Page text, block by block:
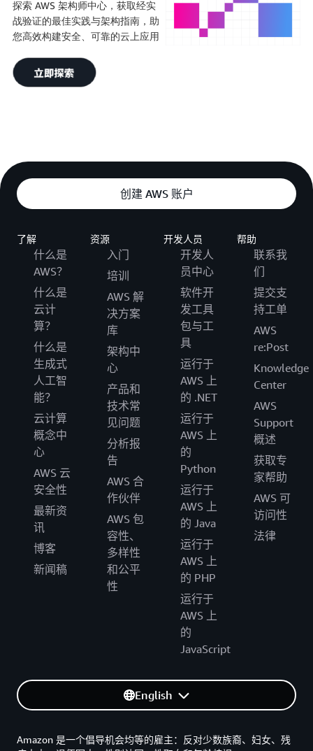
探索 AWS 架构师中心，获取经实
战验证的最佳实践与架构指南，助
您高效构建安全、可靠的云上应用
创建 AWS 账户
了解
什么是
AWS？
什么是
云计
算？
什么是
生成式
人工智
能？
云计算
概念中
心
AWS 云
安全性
最新资
讯
博客
新闻稿
资源
入门
培训
AWS 解
决方案
库
架构中
心
产品和
技术常
见问题
分析报
告
AWS 合
作伙伴
AWS 包
容性、
多样性
和公平
性
开发人员
开发人
员中心
软件开
发工具
包与工
具
运行于
AWS 上
的 .NET
运行于
AWS 上
的
Python
运行于
AWS 上
的 Java
运行于
AWS 上
的 PHP
运行于
AWS 上
的
JavaScript
帮助
联系我
们
提交支
持工单
AWS
re:Post
Knowledge
Center
AWS
Support
概述
获取专
家帮助
AWS 可
访问性
法律
English
Amazon 是一个倡导机会均等的雇主：反对少数族裔、妇女、残